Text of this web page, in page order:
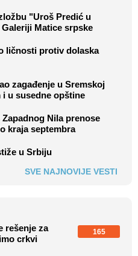
"Uroš Predić u
Matice srpske
ličnosti protiv dolaska
zagađenje u Sremskoj
u susedne opštine
Nila prenose
kraja septembra
u Srbiju
SVE NAJNOVIJE VESTI
rešenje za
crkvi
165